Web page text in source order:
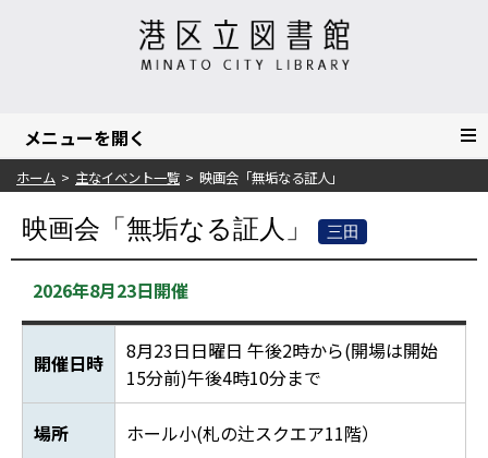
ホーム 主なイベント一覧 映画会「無垢なる証人」
映画会「無垢なる証人」 三田
2026年8月23日開催
開催日時
8月23日日曜日 午後2時から(開場は開始
15分前)午後4時10分まで
場所 ホール小(札の辻スクエア11階）